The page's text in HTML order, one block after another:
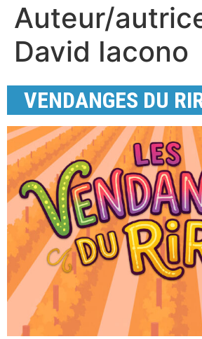
Auteur/
David Iacono
VENDANGES DU